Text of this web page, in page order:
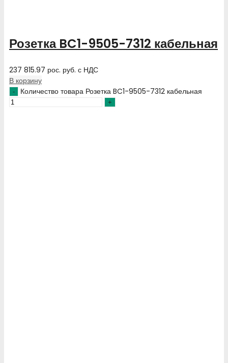
Розетка BC1-9505-7312 кабельная
237 815.97 рос. руб. с НДС
В корзину
Количество товара Розетка BC1-9505-7312 кабельная